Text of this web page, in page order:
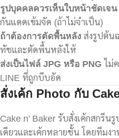
รูปบุคคลควรเห็นใบหน้าชัดเจน
กันแดดเข้มจัด (ถ้าไม่จำเป็น)
ถ้าต้องการตัดพื้นหลัง ส่งรูปต้น
ทัชและตัดพื้นหลังให้
ส่งเป็นไฟล์ JPG หรือ PNG ไม่
LINE ที่ถูกบีบอัด
สั่งเค้ก Photo กับ
Cake n’ Baker รับสั่งเค้กสกรี
เดียวและเค้กหลายชั้น โดยทีมง